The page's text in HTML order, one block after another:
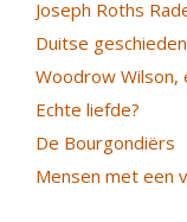
Joseph Roths
Duitse
Woodrow
Echte liefde?
De Bourgondiërs
Mensen met een